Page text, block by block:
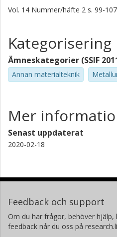
Vol. 14 Nummer/häfte 2 s. 99-107
Kategorisering
Ämneskategorier (SSIF
Annan materialteknik
Mer
Senast uppdaterat
2020-02-18
Feedback och support
Om du har frågor, behöver hjälp,
feedback når du oss på